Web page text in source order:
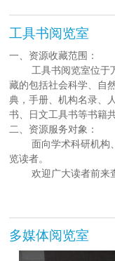
工具书阅览室
一、资源收藏范围：
工具书阅览室位于万
藏的包括社会科学、自
典，手册、机构名录、
书、日文工具书等书籍
二、资源服务对象：
面向学术科研机构、
览读者。
欢迎广大读者前来查
多媒体阅览室